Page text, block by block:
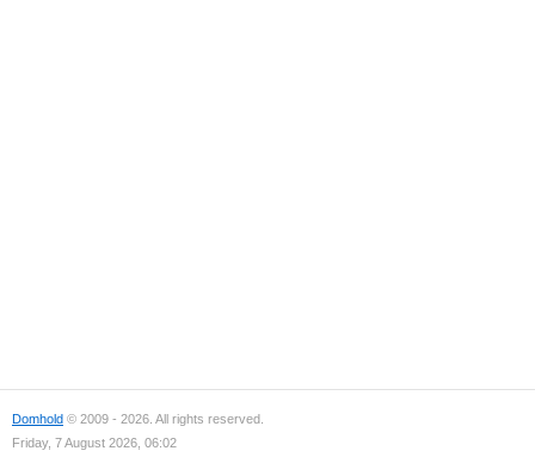
Domhold © 2009 - 2026. All rights reserved.
Friday, 7 August 2026, 06:02